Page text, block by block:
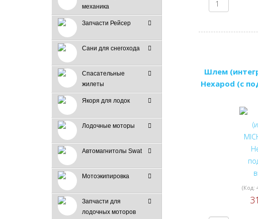
механика
Запчасти Рейсер
Сани для снегохода
Спасательные
жилеты
Якоря для лодок
Лодочные моторы
Автомагнитолы Swat
Мотоэкипировка
Запчасти для
лодочных моторов
Шлем
Hexapod (с
(Код: